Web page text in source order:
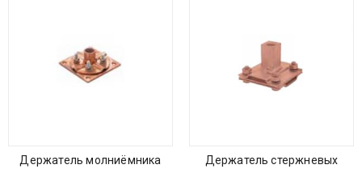
Держатель молниёмника
Держатель стержневых